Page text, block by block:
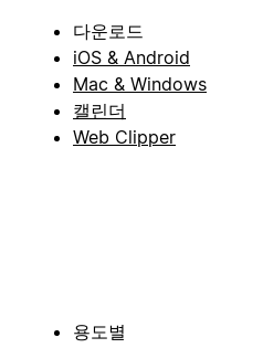
다운로드
iOS & Android
Mac & Windows
캘린더
Web Clipper
용도별